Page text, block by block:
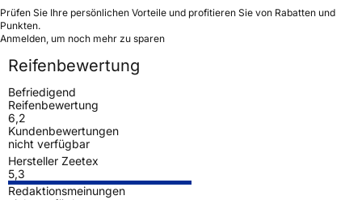
Prüfen Sie Ihre persönlichen Vorteile und profitieren Sie von Rabatten und
Punkten.
Anmelden, um noch mehr zu sparen
Reifenbewertung
Befriedigend
Reifenbewertung
6,2
Kundenbewertungen
nicht verfügbar
Hersteller Zeetex
5,3
Redaktionsmeinungen